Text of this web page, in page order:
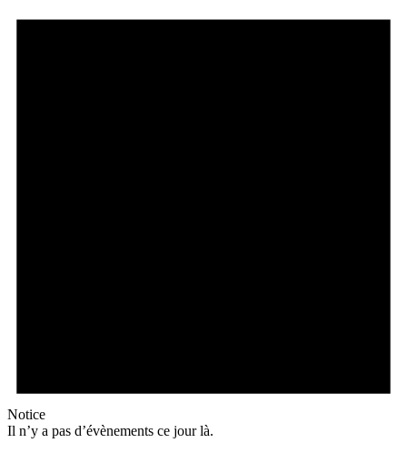
Notice
Il n’y a pas d’évènements ce jour là.